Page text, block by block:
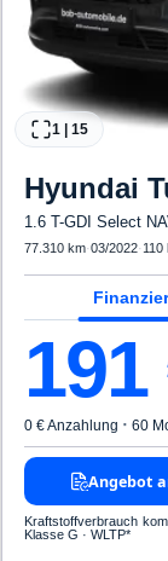
1 15
Hyundai
1.6 T-GDI Select
77.310 km·03/2022· 110
191
0 € Anzahlung · 60
Angebot
Kraftstoffverbrauch
Klasse G · WLTP*